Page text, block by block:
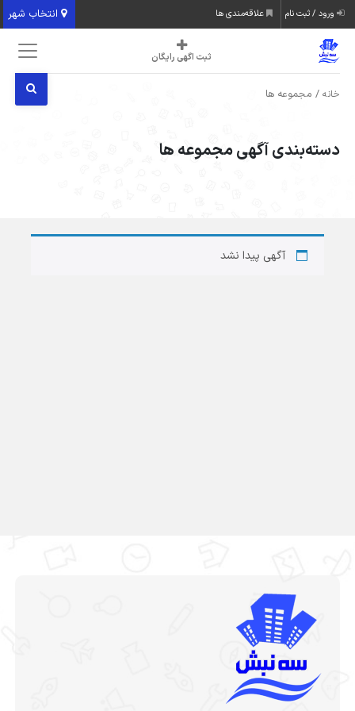
انتخاب شهر ورود / ثبت نام علاقه‌مندی ها
ثبت اگهی رایگان
خانه / مجموعه ها
دسته‌بندی آگهی مجموعه ها
آگهی پیدا نشد